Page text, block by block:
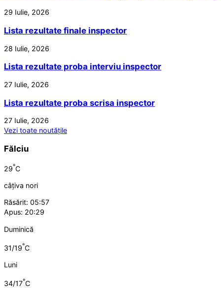
29 Iulie, 2026
Lista rezultate finale inspector
28 Iulie, 2026
Lista rezultate proba interviu inspector
27 Iulie, 2026
Lista rezultate proba scrisa inspector
27 Iulie, 2026
Vezi toate noutățile
Fălciu
29°C
câțiva nori
Răsărit: 05:57
Apus: 20:29
Duminică
31/19°C
Luni
34/17°C